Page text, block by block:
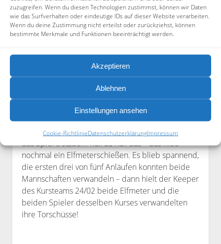
zuzugreifen. Wenn du diesen Technologien zustimmst, können wir Daten
wie das Surfverhalten oder eindeutige IDs auf dieser Website verarbeiten.
Wenn du deine Zustimmung nicht erteilst oder zurückziehst, können
bestimmte Merkmale und Funktionen beeinträchtigt werden.
Akzeptieren
Ablehnen
Einstellungen ansehen
Cookie-RichtlinieDatenschutzerklärungImpressum
Die heiße Phase endete mit den Spielen um Platz
3 und Platz 1. Beide Spiele fanden unter den
Spiel um den ersten Platz war ein Krimi durch und
durch. Nach 15 Minuten intensiver Spielzeit im
Endspurt nach vielen gewonnenen Spielen ging
das Spiel trotzdem null zu null aus – das hieß
nochmal ein Elfmeterschießen. Es blieb spannend,
die ersten drei von fünf Anläufen konnten beide
Mannschaften verwandeln – dann hielt der Keeper
des Kursteams 24/02 beide Elfmeter und die
beiden Spieler desselben Kurses verwandelten
ihre Torschüsse!